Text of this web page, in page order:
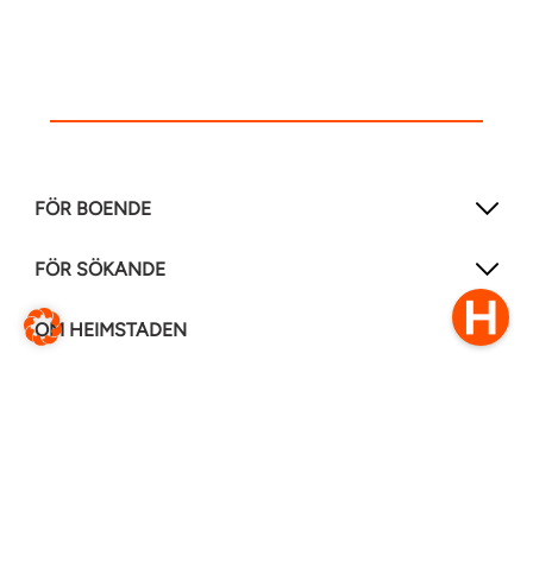
FÖR BOENDE
FÖR SÖKANDE
OM HEIMSTADEN